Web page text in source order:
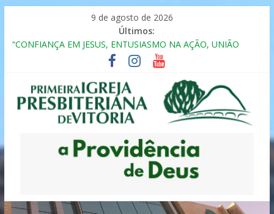
9 de agosto de 2026
Últimos:
“CONFIANÇA EM JESUS, ENTUSIASMO NA AÇÃO, UNIÃO
Seminário da Família 2025
Formação em Inclusão, Ensino e Relacionamento com
Pessoas Atípicas
12º ENCONTRO DE CASAIS
MULHER PRESBITERIANA
Primeira